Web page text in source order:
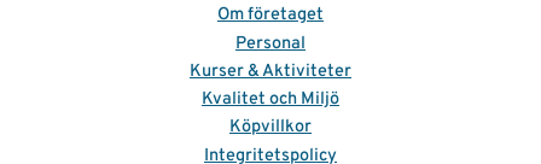
Om företaget
Personal
Kurser & Aktiviteter
Kvalitet och Miljö
Köpvillkor
Integritetspolicy